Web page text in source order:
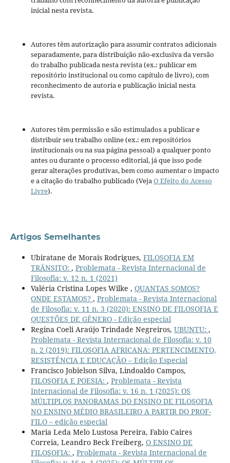
inicial nesta revista.
Autores têm autorização para assumir contratos adicionais
separadamente, para distribuição não-exclusiva da versão
do trabalho publicada nesta revista (ex.: publicar em
repositório institucional ou como capítulo de livro), com
reconhecimento de autoria e publicação inicial nesta
revista.
Autores têm permissão e são estimulados a publicar e
distribuir seu trabalho online (ex.: em repositórios
institucionais ou na sua página pessoal) a qualquer ponto
antes ou durante o processo editorial, já que isso pode
gerar alterações produtivas, bem como aumentar o impacto
e a citação do trabalho publicado (VejaO Efeito do Acesso
Livre).
Artigos Semelhantes
Ubiratane de Morais Rodrigues, FILOSOFIA EM
TRÂNSITO: , Problemata - Revista Internacional de
Filosofia: v. 12 n. 1 (2021)
Valéria Cristina Lopes Wilke , QUANTAS SOMOS?
ONDE ESTAMOS? , Problemata - Revista Internacional
de Filosofia: v. 11 n. 3 (2020): ENSINO DE FILOSOFIA E
QUESTÕES DE GÊNERO - Edição especial
Regina Coeli Araújo Trindade Negreiros, UBUNTU: ,
Problemata - Revista Internacional de Filosofia: v. 10
n. 2 (2019): FILOSOFIA AFRICANA: PERTENCIMENTO,
RESISTÊNCIA E EDUCAÇÃO – Edição Especial
Francisco Jobielson Silva, Lindoaldo Campos,
FILOSOFIA E POESIA: , Problemata - Revista
Internacional de Filosofia: v. 16 n. 1 (2025): OS
MÚLTIPLOS PANORAMAS DO ENSINO DE FILOSOFIA
NO ENSINO MÉDIO BRASILEIRO A PARTIR DO PROF-
FILO – edição especial
Maria Leda Melo Lustosa Pereira, Fabio Caires
Correia, Leandro Beck Freiberg, O ENSINO DE
FILOSOFIA: , Problemata - Revista Internacional de